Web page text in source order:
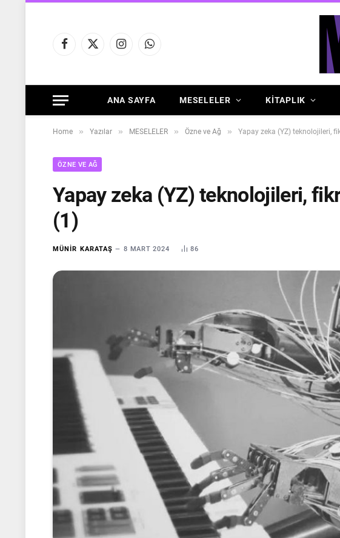
Facebook
X
InstagramWhatsApp
ANA SAYFA MESELELER KİTAPLIK
Home » Yazılar » MESELELER » Özne ve Ağ » Yapay zeka (YZ) teknolojileri,
ÖZNE VE AĞ
Yapay zeka (YZ) teknolojileri,
(1)
MÜNIR KARATAŞ 8 MART 2024 86